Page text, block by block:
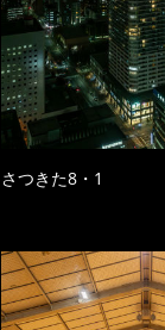
さつきた8・1